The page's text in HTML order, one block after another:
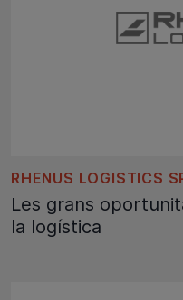
RHENUS LOGISTICS
Les grans
la logística